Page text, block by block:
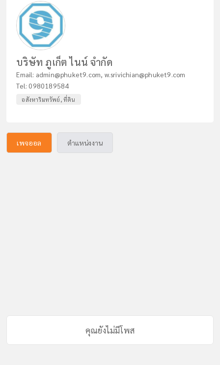
บริษัท ภูเก็ต ไนน์ จำกัด
Email: admin@phuket9.com, w.srivichian@phuket9.com
Tel:0980189584
อสังหาริมทรัพย์, ที่ดิน
เพจออล ตำแหน่งงาน
คุณยังไม่มีโพส